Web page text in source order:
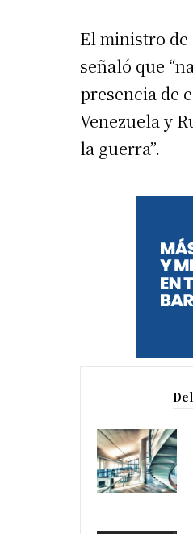
El ministro de
señaló que
presencia de
Venezuela y
la guerra”.